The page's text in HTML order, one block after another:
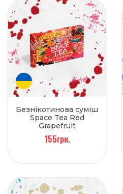
Безнікотинова суміш
Space Tea Red
Grapefruit
(Грейпфрут) 40 г
155грн.